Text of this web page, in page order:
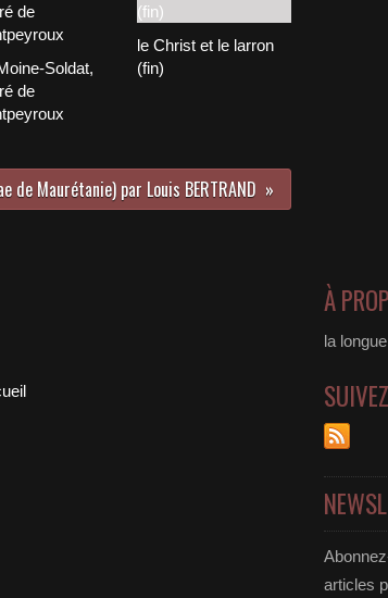
Soldat,
de
le Christ et le larron
(fin)
de Maurétanie) par Louis BERTRAND
À
la
articles